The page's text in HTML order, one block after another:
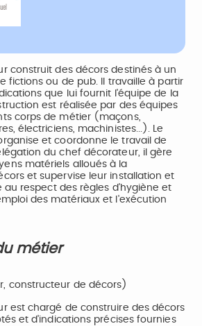
construit des décors destinés à un
fictions ou de pub. Il travaille à partir
que lui fournit l'équipe de la
est réalisée par des équipes
corps de métier (maçons,
électriciens, machinistes...). Le
et coordonne le travail de
du chef décorateur, il gère
matériels alloués à la
et supervise leur installation et
au respect des règles d'hygiène et
des matériaux et l'exécution
métier
constructeur de décors)
est chargé de construire des décors
et d'indications précises fournies